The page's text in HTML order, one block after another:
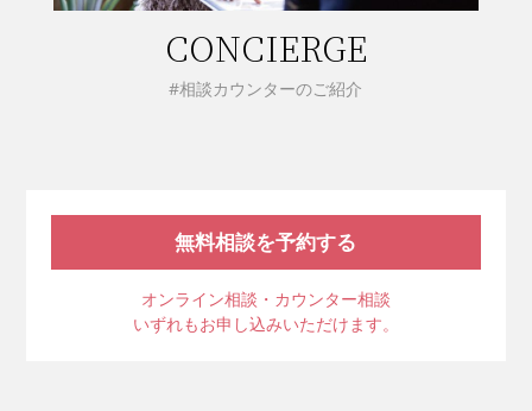
CONCIERGE
#相談カウンターのご紹介
無料相談を予約する
オンライン相談・カウンター相談
いずれもお申し込みいただけます。